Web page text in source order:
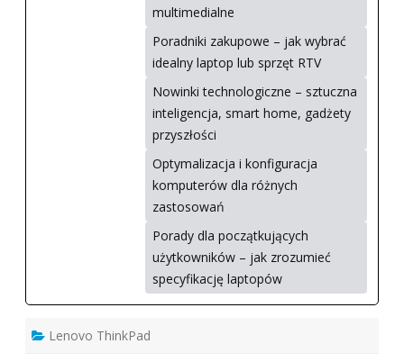
multimedialne
Poradniki zakupowe – jak wybrać
idealny laptop lub sprzęt RTV
Nowinki technologiczne – sztuczna
inteligencja, smart home, gadżety
przyszłości
Optymalizacja i konfiguracja
komputerów dla różnych
zastosowań
Porady dla początkujących
użytkowników – jak zrozumieć
specyfikację laptopów
Lenovo ThinkPad